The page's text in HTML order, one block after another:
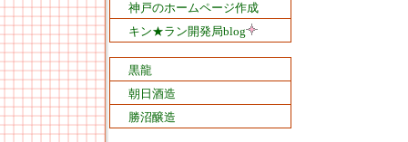
神戸のホームページ作成
キン★ラン開発局blog
黒龍
朝日酒造
勝沼醸造